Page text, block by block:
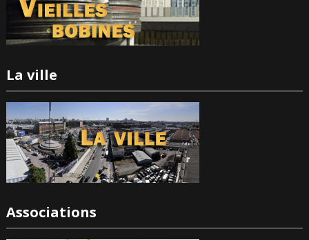
La ville
Associations